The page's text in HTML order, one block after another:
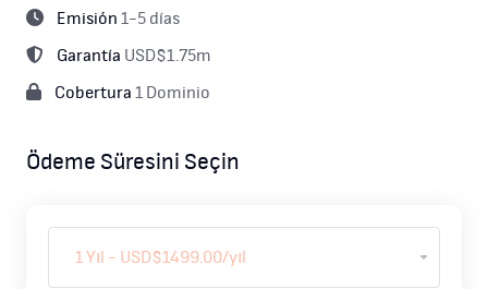
Emisión 1-5 días
Garantía USD$1.75m
Cobertura 1 Dominio
Ödeme Süresini Seçin